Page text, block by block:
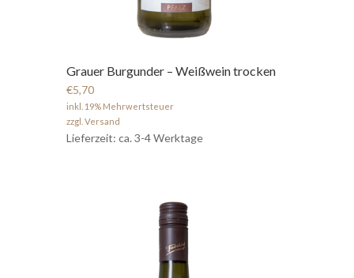
Grauer Burgunder – Weißwein trocken
€5,70
inkl. 19% Mehrwertsteuer
zzgl. Versand
Lieferzeit: ca. 3-4 Werktage